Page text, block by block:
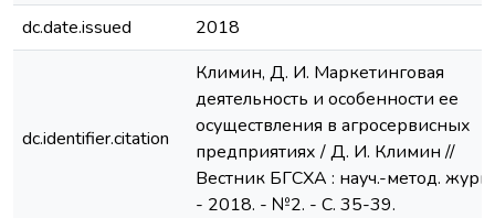
dc.date.issued
2018
dc.identifier.citation
Климин, Д. И. Маркетинговая
деятельность и особенности ее
осуществления в агросервисных
предприятиях / Д. И. Климин //
Вестник БГСХА : науч.-метод. журн.
- 2018. - №2. - С. 35-39.